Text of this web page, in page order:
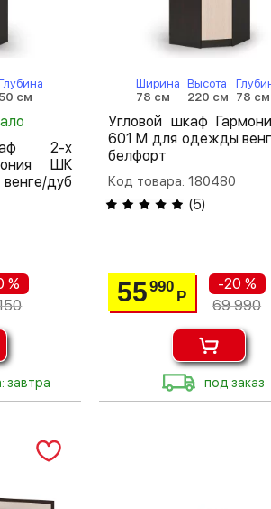
50 см
2-х
ШК
дуб
%
завтра
Ширина
78 см
Высота
220 см
78 см
Угловой шкаф
601 М для одежды
белфорт
Код товара: 180480
(5)
55990
Р
-20 %
69 990
под заказ